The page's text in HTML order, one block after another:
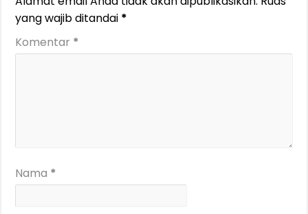
yang wajib ditandai *
Komentar *
Nama *